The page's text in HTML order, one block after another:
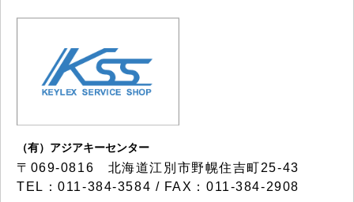
（有）アジアキーセンター
〒069-0816 北海道江別市野幌住吉町25-43
TEL：011-384-3584 / FAX：011-384-2908